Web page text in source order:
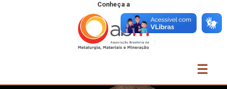
Conheça a
☰